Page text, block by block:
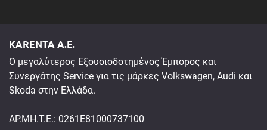
KARENTA A.E.
Ο μεγαλύτερος Εξουσιοδοτημένος Έμπορος και
Συνεργάτης Service για τις μάρκες Volkswagen, Audi και
Skoda στην Ελλάδα.
ΑΡ.ΜΗ.Τ.Ε.: 0261E81000737100